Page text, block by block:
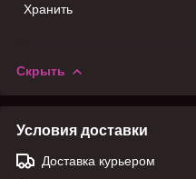
Хранить
Скрыть
Условия доставки
Доставка курьером